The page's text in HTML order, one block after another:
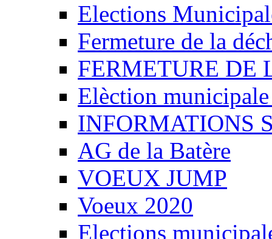
Elections
Fermeture de la
FERMETURE DE
Elèction
INFORMATIONS
AG de la Batère
VOEUX JUMP
Voeux 2020
Elections